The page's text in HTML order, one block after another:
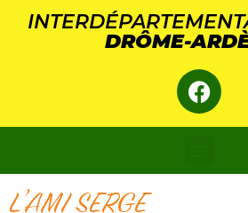
DRÔME-
L’AMI SERGE
Panneau de gestion des cookies